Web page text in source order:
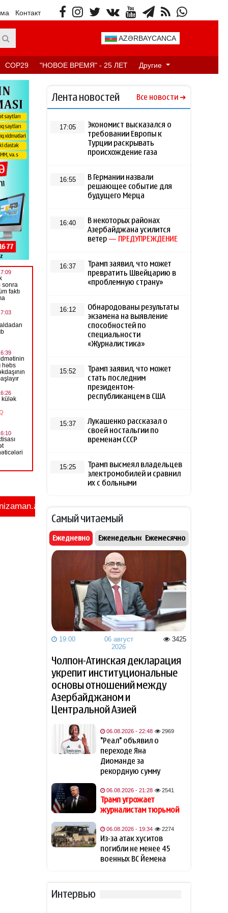
Контакт
AZƏRBAYCANCA
COP29 "НОВОЕ ВРЕМЯ" - 25 ЛЕТ Другие
Лента новостей Все новости
17:05
Экономист высказался о
требовании Европы к
Турции раскрывать
происхождение газа
16:55
В Германии назвали
решающее событие для
будущего Мерца
16:40
В некоторых районах
Азербайджана усилится
ветер — ПРЕДУПРЕЖДЕНИЕ
16:37
Трамп заявил, что может
превратить Швейцарию в
«проблемную страну»
16:12
Обнародованы результаты
экзамена на выявление
способностей по
специальности
«Журналистика»
15:52
Трамп заявил, что может
стать последним
президентом-
республиканцем в США
15:37
Лукашенко рассказал о
своей ностальгии по
временам СССР
15:25
Трамп высмеял владельцев
электромобилей и сравнил
их с больными
Навроцкого в «клинической
«москалях»
NTV: Турция, Саудовская
Аравия и Пакистан
объединились в военный
альянс
14:41
Навроцкий высказался о
поддержке Украины: «Там,
где бьют москаля, Польша
помогает»
Трамп: Иран хочет достичь
соглашения
14:14
Трамп считает Хабиба
Нурмагомедова своим
14:05
В разведке США
предупредили о возможном
«нападении России» на НАТО
13:50
Страна Евросоюза проведет
учения по внезапному
отключению
электроэнергии
13:39
ЕС ввел новые санкции
против России
международного
инвестиционного форума—
Самый читаемый
Ежедневно Еженедельно Ежемесячно
19:00
06 август
2026
3425
Чолпон-Атинская декларация
укрепит институциональные
основы отношений между
Азербайджаном и
Центральной Азией
06.08.2026 - 22:48 2969
"Реал" объявил о
переходе Яна
Диоманде за
рекордную сумму
06.08.2026 - 21:28 2541
Трамп угрожает
журналистам тюрьмой
06.08.2026 - 19:34 2274
Из-за атак хуситов
погибли не менее 45
военных ВС Йемена
Интервью